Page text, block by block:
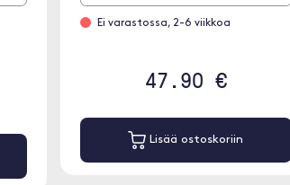
Ei varastossa, 2-6 viikkoa
47.90 €
Lisää ostoskoriin